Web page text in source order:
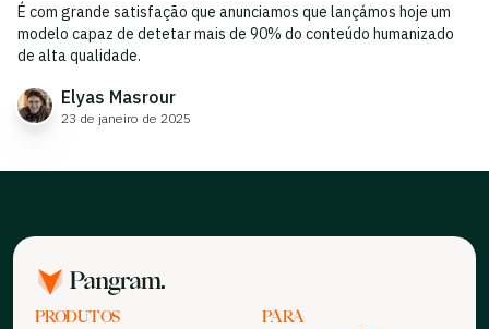
É com grande satisfação que anunciamos que lançámos hoje um
modelo capaz de detetar mais de 90% do conteúdo humanizado
de alta qualidade.
Elyas Masrour
23 de janeiro de 2025
PRODUTOS
PARA